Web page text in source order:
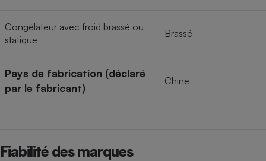
Congélateur avec froid brassé ou
statique
Brassé
Pays de fabrication (déclaré
par le fabricant)
Chine
Fiabilité des marques